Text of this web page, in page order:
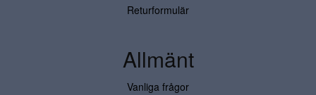
Returformulär
Allmänt
Vanliga frågor